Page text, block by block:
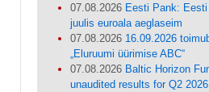
07.08.2026 Eesti Pank:
juulis euroala aeglaseim
07.08.2026 16.09.2026
„Eluruumi üürimise ABC“
07.08.2026 Baltic Horizon
unaudited results for Q2 2026